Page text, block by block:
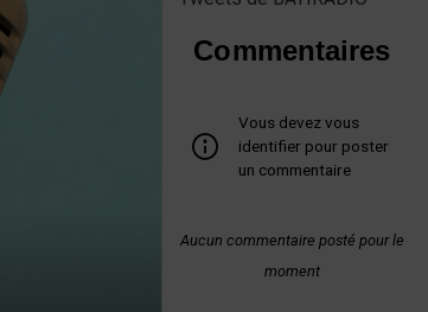
Commentaires
Vous devez vous
identifier pour poster
un commentaire
Aucun commentaire posté pour le
moment